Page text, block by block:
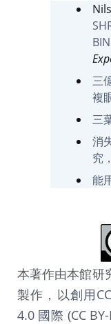
三
複
三
消
究
能
本著作由本館研
製作，以創用
4.0 國際 (CC